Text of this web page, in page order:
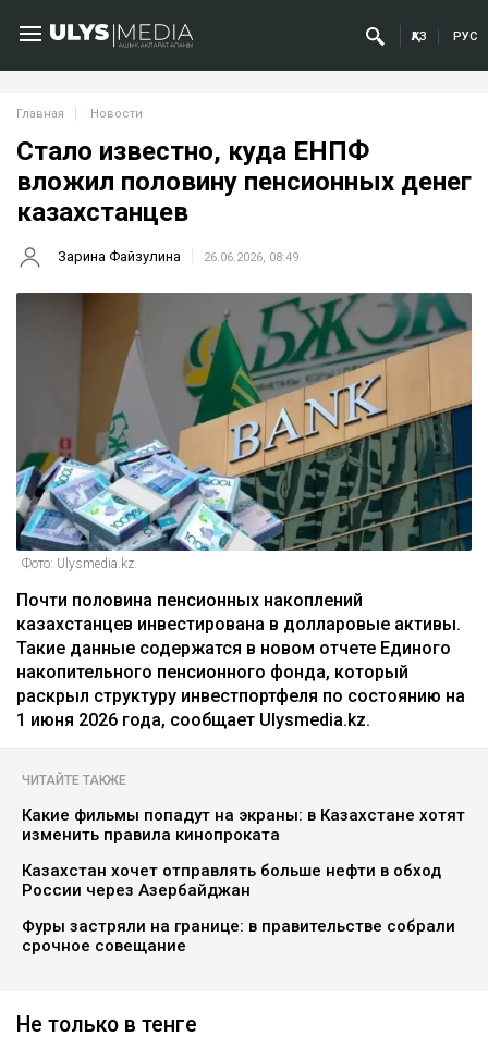
ҚАЗ РУС
Главная Новости
Стало известно, куда ЕНПФ
вложил половину пенсионных денег
казахстанцев
Зарина Файзулина 26.06.2026, 08:49
Фото: Ulysmedia.kz.
Почти половина пенсионных накоплений
казахстанцев инвестирована в долларовые активы.
Такие данные содержатся в новом отчете Единого
накопительного пенсионного фонда, который
раскрыл структуру инвестпортфеля по состоянию на
1 июня 2026 года, сообщает Ulysmedia.kz.
ЧИТАЙТЕ ТАКЖЕ
Какие фильмы попадут на экраны: в Казахстане хотят
изменить правила кинопроката
Казахстан хочет отправлять больше нефти в обход
России через Азербайджан
Фуры застряли на границе: в правительстве собрали
срочное совещание
Не только в тенге